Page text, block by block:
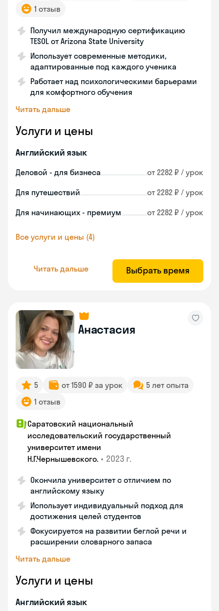
1 отзыв
Получил международную сертификацию
TESOL от Arizona State University
Использует современные методики,
адаптированные под каждого ученика
Работает над психологическими барьерами
для комфортного обучения
Читать дальше
Услуги и цены
Английский язык
Деловой - для бизнеса от 2282 ₽ / урок
Для путешествий от 2282 ₽ / урок
Для начинающих - премиум от 2282 ₽ / урок
Все услуги и цены (4)
Читать дальше Выбрать время
Анастасия
5 от 1590 ₽ за урок
5 лет опыта
1 отзыв
Саратовский национальный
исследовательский государственный
университет имени
Н.Г.Чернышевскогo. • 2023 г.
Окончила университет с отличием по
английскому языку
Использует индивидуальный подход для
достижения целей студентов
Фокусируется на развитии беглой речи и
расширении словарного запаса
Читать дальше
Услуги и цены
Английский язык